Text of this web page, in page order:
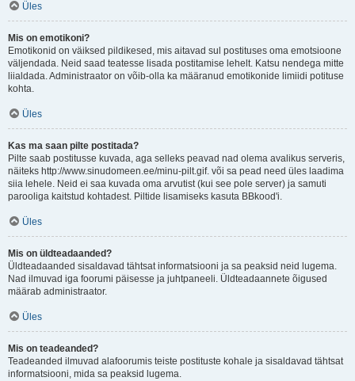
Üles
Mis on emotikoni?
Emotikonid on väiksed pildikesed, mis aitavad sul postituses oma emotsioone
väljendada. Neid saad teatesse lisada postitamise lehelt. Katsu nendega mitte
liialdada. Administraator on võib-olla ka määranud emotikonide limiidi potituse
kohta.
Üles
Kas ma saan pilte postitada?
Pilte saab postitusse kuvada, aga selleks peavad nad olema avalikus serveris,
näiteks http://www.sinudomeen.ee/minu-pilt.gif. või sa pead need üles laadima
siia lehele. Neid ei saa kuvada oma arvutist (kui see pole server) ja samuti
parooliga kaitstud kohtadest. Piltide lisamiseks kasuta BBkood'i.
Üles
Mis on üldteadaanded?
Üldteadaanded sisaldavad tähtsat informatsiooni ja sa peaksid neid lugema.
Nad ilmuvad iga foorumi päisesse ja juhtpaneeli. Üldteadaannete õigused
määrab administraator.
Üles
Mis on teadeanded?
Teadeanded ilmuvad alafoorumis teiste postituste kohale ja sisaldavad tähtsat
informatsiooni, mida sa peaksid lugema.